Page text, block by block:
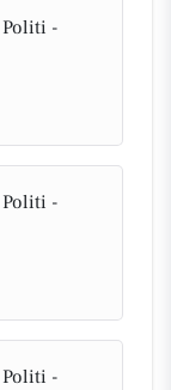
-
-
-